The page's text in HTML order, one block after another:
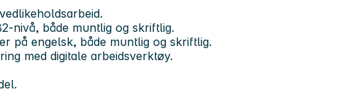
nivå, både muntlig og skriftlig.
på engelsk, både muntlig og skriftlig.
med digitale arbeidsverktøy.